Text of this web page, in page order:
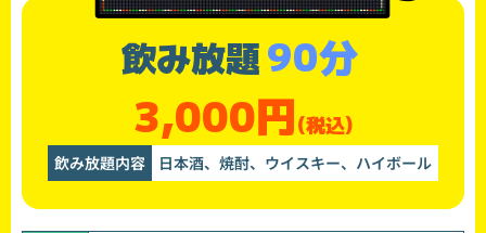
飲み放題90分
3,000円(税込)
飲み放題内容 日本酒、焼酎、ウイスキー、ハイボール